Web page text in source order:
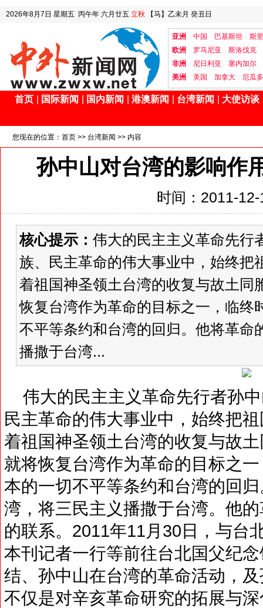
2026年8月7日 星期五 丙午年 六月廿五 立秋 【马】乙未月 癸丑日
亚洲 中国 巴基斯坦
斯
欧洲
罗马尼亚
斯洛伐克
非洲
尼日利亚
塞内加尔
美洲
美国 加拿大 厄瓜
首页 国际新闻 国内新闻 港澳新闻 台湾新闻 大使访谈
您现在的位置： 首页 >> 台湾新闻 >> 内容
孙中山对台湾的影响作
时间：2011-
核心提示： 伟大的民主主义革命先行
族、民主革命的伟大事业中，始终把
着祖国神圣领土台湾的收复与故土同
恢复台湾作为革命的目标之一，临终
不平等条约和台湾的回归。他将革命
播撒于台湾...
伟大的民主主义革命先行者孙
民主革命的伟大事业中，始终把
着祖国神圣领土台湾的收复与故
就将恢复台湾作为革命的目标之
本的一切不平等条约和台湾的回
湾，将三民主义播撒于台湾。他
的联系。2011年11月30日，与台
本刊记者一行等前往台北国父纪
结、孙中山在台湾的革命活动，
不仅是对辛亥革命研究的拓展与